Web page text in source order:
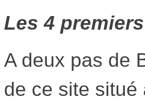
Les 4
A deux pas de
de ce site situé